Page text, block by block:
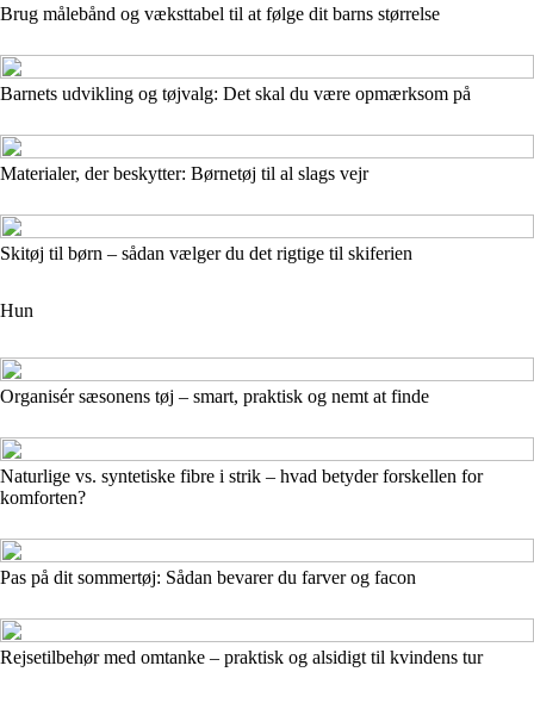
Brug målebånd og væksttabel til at følge dit barns størrelse
Barnets udvikling og tøjvalg: Det skal du være opmærksom på
Materialer, der beskytter: Børnetøj til al slags vejr
Skitøj til børn – sådan vælger du det rigtige til skiferien
Hun
Organisér sæsonens tøj – smart, praktisk og nemt at finde
Naturlige vs. syntetiske fibre i strik – hvad betyder forskellen for
komforten?
Pas på dit sommertøj: Sådan bevarer du farver og facon
Rejsetilbehør med omtanke – praktisk og alsidigt til kvindens tur